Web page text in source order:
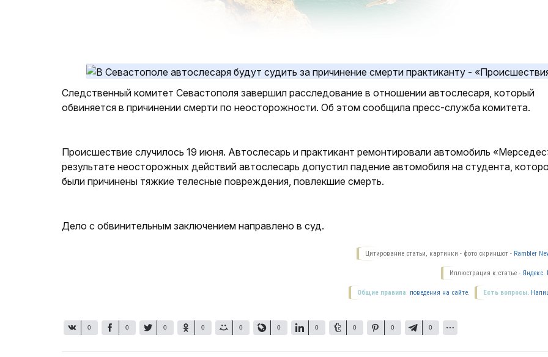
Следственный комитет Севастополя завершил расследование в отношении автослесаря, который
обвиняется в причинении смерти по неосторожности. Об этом сообщила пресс-служба комитета.
Происшествие случилось 19 июня. Автослесарь и практикант ремонтировали автомобиль
результате неосторожных действий автослесарь допустил падение автомобиля на студента,
были причинены тяжкие телесные повреждения, повлекшие смерть.
Дело с обвинительным заключением направлено в суд.
Цитирование статьи, картинки - фото скриншот - Rambler
Иллюстрация к статье - Яндекс.
Есть вопросы.
Общие правила поведения на сайте.
0 0 0 0 0 0 0 0 0 0